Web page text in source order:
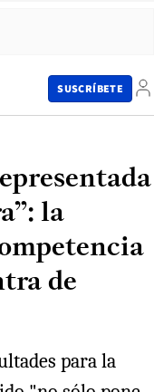
SUSCRÍBETE
la
de
para la